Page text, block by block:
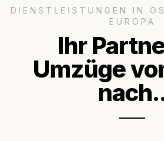
DIENSTLEISTUNGEN IN
EUROPA
Ihr
Umzüge